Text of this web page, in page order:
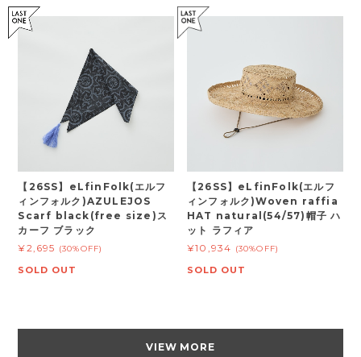
【26SS】eLfinFolk(エルフ
ィンフォルク)AZULEJOS
Scarf black(free size)ス
カーフ ブラック
¥2,695 (30%OFF)
SOLD OUT
【26SS】eLfinFolk(エルフ
ィンフォルク)Woven raffia
HAT natural(54/57)帽子 ハ
ット ラフィア
¥10,934 (30%OFF)
SOLD OUT
VIEW MORE